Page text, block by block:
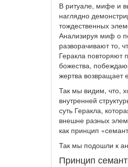
В ритуале, мифе и
наглядно
тождественных
Анализируя миф о
разворачивают то,
Геракла повторяют
божества,
жертва возвращает
Так мы видим, что,
внутренней
суть Геракла,
внешне разных
как принцип
Так мы подошли к
Принцип